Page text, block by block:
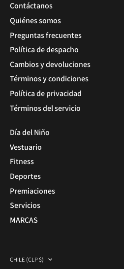
Contáctanos
Quiénes somos
Preguntas frecuentes
Política de despacho
Cambios y devoluciones
Términos y condiciones
Política de privacidad
Términos del servicio
Día del Niño
Vestuario
Fitness
Deportes
Premiaciones
Servicios
MARCAS
Moneda
CHILE (CLP $)